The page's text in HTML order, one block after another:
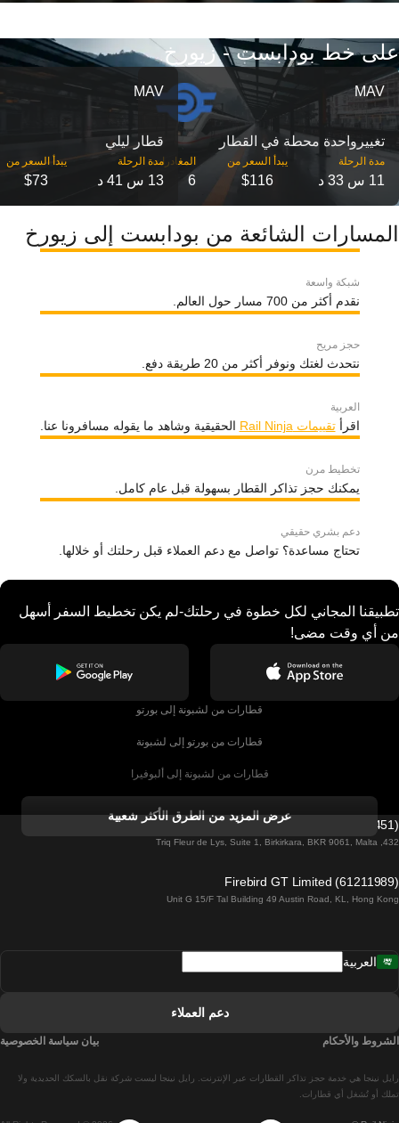
على خط بودابست - زيورخ
MAV
تغییرواحدة محطة في القطار
مدة الرحلة
11 س 33 د
‎يبدأ السعر من
$116
6
MAV
قطار ليلي
مدة الرحلة
13 س 41 د
‎يبدأ السعر من
$73
المسارات الشائعة من بودابست إلى زيورخ
شبكة واسعة
نقدم أكثر من 700 مسار حول العالم.
حجز مريح
نتحدث لغتك ونوفر أكثر من 20 طريقة دفع.
العربية
اقرأتقييمات Rail Ninja الحقيقية وشاهد ما يقوله مسافرونا عنا.
تخطيط مرن
يمكنك حجز تذاكر القطار بسهولة قبل عام كامل.
دعم بشري حقيقي
تحتاج مساعدة؟ تواصل مع دعم العملاء قبل رحلتك أو خلالها.
تطبيقنا المجاني لكل خطوة في رحلتك-لم يكن تخطيط السفر أسهل
من أي وقت مضى!
قطارات من لشبونة إلى بورتو
قطارات من بورتو إلى لشبونة
قطارات من لشبونة إلى ألبوفيرا
قطارات من ألبوفيرا إلى لشبونة
قطارات من لشبونة إلى لاغوس
قطارات من لشبونة إلى مدريد
عرض المزيد من الطرق الأكثر شعبية
Firebird GT Limited (OC 1451)
432, Triq Fleur de Lys, Suite 1, Birkirkara, BKR 9061, Malta
Firebird GT Limited (61211989)
Unit G 15/F Tal Building 49 Austin Road, KL, Hong Kong
رايل نينجا هي خدمة حجز تذاكر القطارات عبر الإنترنت. رايل نينجا ليست شركة نقل بالسكك الحديدية ولا
تملك أو تُشغل أي قطارات.
العربية
دعم العملاء
الشروط والأحكام بيان سياسة الخصوصية